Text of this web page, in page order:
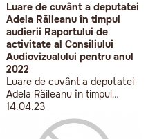
Luare de cuvânt a deputatei
Adela Răileanu în timpul
audierii Raportului de
activitate al Consiliului
Audiovizualului pentru anul
2022
Luare de cuvânt a deputatei
Adela Răileanu în timpul
audierii Raportului de
activitate al Consiliului
Audiovizualului pentru anul
14.04.23